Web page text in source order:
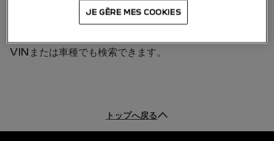
VINまたは車種でも検索できます。
トップへ戻る
JE GÈRE MES COOKIES